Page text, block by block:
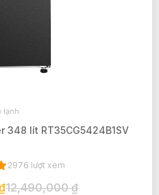
lạnh
348 lít RT35CG5424B1SV
2976 lượt xem
12,490,000 ₫